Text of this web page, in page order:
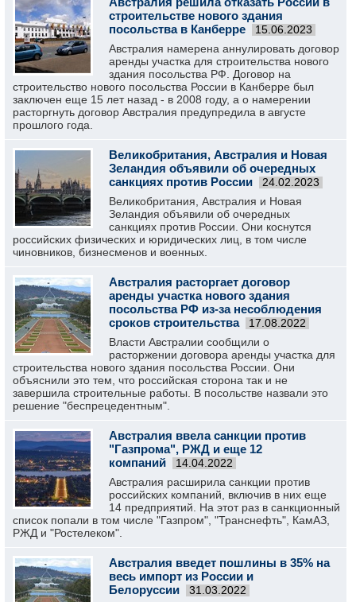
строительстве нового здания
посольства в Канберре
15.06.2023
Австралия намерена аннулировать договор
аренды участка для строительства нового
здания посольства РФ. Договор на
строительство нового посольства России в Канберре был
заключен еще 15 лет назад - в 2008 году, а о намерении
расторгнуть договор Австралия предупредила в августе
прошлого года.
Великобритания, Австралия и Новая
Зеландия объявили об очередных
санкциях против России
24.02.2023
Великобритания, Австралия и Новая
Зеландия объявили об очередных
санкциях против России. Они коснутся
российских физических и юридических лиц, в том числе
чиновников, бизнесменов и военных.
Австралия расторгает договор
аренды участка нового здания
посольства РФ из-за несоблюдения
сроков строительства
17.08.2022
Власти Австралии сообщили о
расторжении договора аренды участка для
строительства нового здания посольства России. Они
объяснили это тем, что российская сторона так и не
завершила строительные работы. В посольстве назвали это
решение "беспрецедентным".
Австралия ввела санкции против
"Газпрома", РЖД и еще 12
компаний
14.04.2022
Австралия расширила санкции против
российских компаний, включив в них еще
14 предприятий. На этот раз в санкционный
список попали в том числе "Газпром", "Транснефть", КамАЗ,
РЖД и "Ростелеком".
Австралия введет пошлины в 35% на
весь импорт из России и
Белоруссии
31.03.2022